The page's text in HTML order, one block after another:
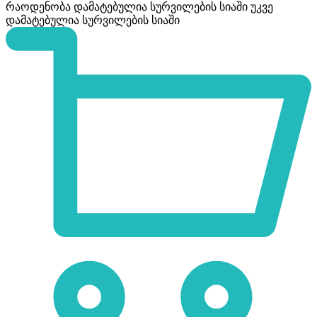
რაოდენობა დამატებულია სურვილების სიაში უკვე
დამატებულია სურვილების სიაში